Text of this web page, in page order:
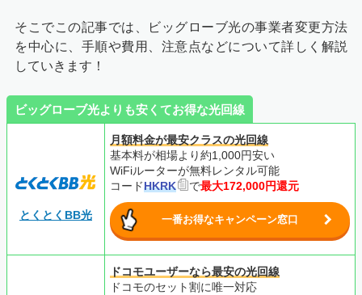
そこでこの記事では、ビッグローブ光の事業者変更方法
を中心に、手順や費用、注意点などについて詳しく解説
していきます！
ビッグローブ光よりも安くてお得な光回線
とくとくBB光
月額料金が最安クラスの光回線
基本料が相場より約1,000円安い
WiFiルーターが無料レンタル可能
コードHKRK で最大172,000円還元
一番お得なキャンペーン窓口
ドコモユーザーなら最安の光回線
ドコモのセット割に唯一対応